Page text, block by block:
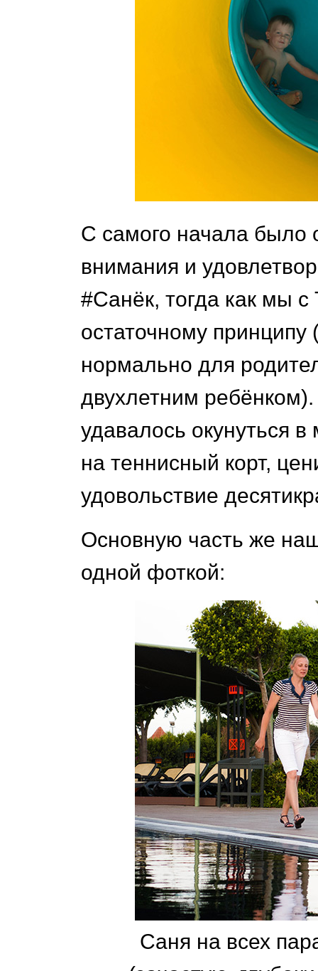
С самого начала было
внимания и
#Санёк, тогда как мы
остаточному
нормально для
двухлетним
удавалось окунуться
на теннисный корт,
удовольствие
Основную часть же
одной фоткой:
Саня на всех